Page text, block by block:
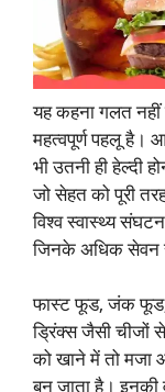
यह कहना गलत
महत्वपूर्ण पहलू है।
भी उतनी ही हेल्दी
जो सेहत को पूरी
विश्व स्वास्थ्य
जिनके अधिक सेवन
फास्ट फूड, जंक फूड,
ड्रिंक्स जैसी चीजों
को खाने में तो मजा
बन जाता है। इनकी